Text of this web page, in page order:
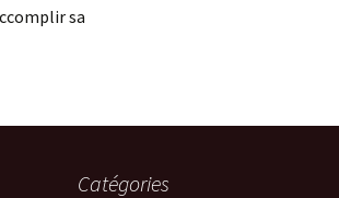
sa
Catégories